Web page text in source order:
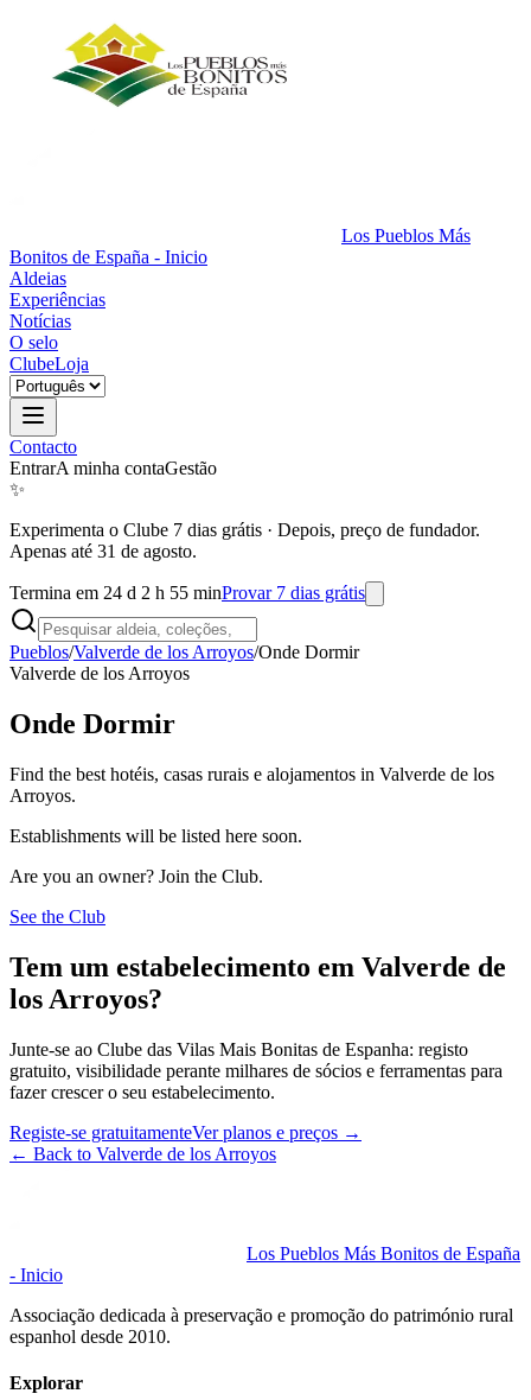
Los Pueblos Más
Bonitos de España - Inicio
Aldeias
Experiências
Notícias
O selo
ClubeLoja
Contacto
EntrarA minha contaGestão
✨
Experimenta o Clube 7 dias grátis · Depois, preço de fundador.
Apenas até 31 de agosto.
Termina em 24 d 2 h 55 minProvar 7 dias grátis
Pueblos/Valverde de los Arroyos/Onde Dormir
Valverde de los Arroyos
Onde Dormir
Find the best hotéis, casas rurais e alojamentos in Valverde de los
Arroyos.
Establishments will be listed here soon.
Are you an owner? Join the Club.
See the Club
Tem um estabelecimento em Valverde de
los Arroyos?
Junte-se ao Clube das Vilas Mais Bonitas de Espanha: registo
gratuito, visibilidade perante milhares de sócios e ferramentas para
fazer crescer o seu estabelecimento.
Registe-se gratuitamenteVer planos e preços →
← Back to Valverde de los Arroyos
Los Pueblos Más Bonitos de España
- Inicio
Associação dedicada à preservação e promoção do património rural
espanhol desde 2010.
Explorar